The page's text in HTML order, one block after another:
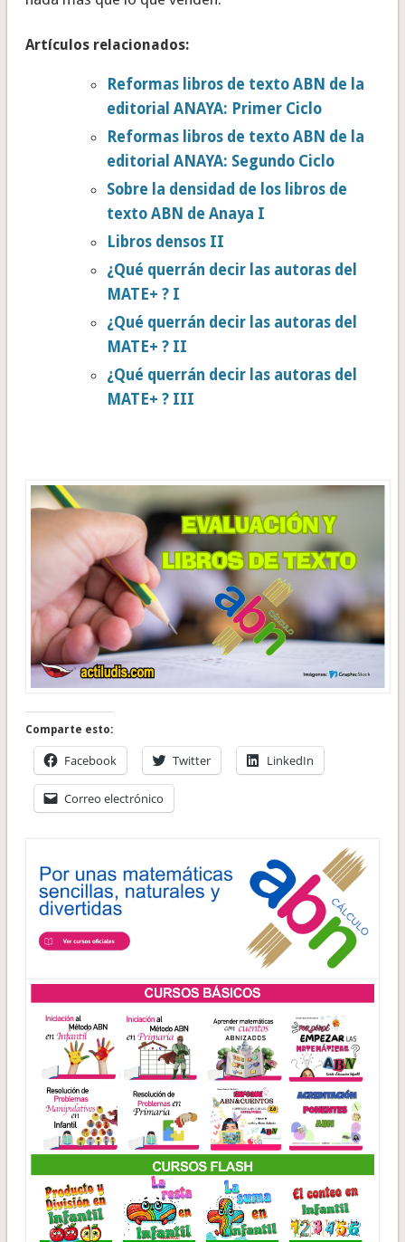
Artículos relacionados:
Reformas libros de texto ABN de la
editorial ANAYA: Primer Ciclo
Reformas libros de texto ABN de la
editorial ANAYA: Segundo Ciclo
Sobre la densidad de los libros de
texto ABN de Anaya I
Libros densos II
¿Qué querrán decir las autoras del
MATE+ ? I
¿Qué querrán decir las autoras del
MATE+ ? II
¿Qué querrán decir las autoras del
MATE+ ? III
Comparte esto:
Facebook Twitter LinkedIn
Correo electrónico